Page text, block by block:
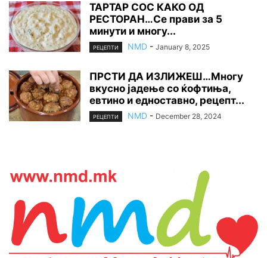
ТАРТАР СОС КАКО ОД
РЕСТОРАН…Се прави за 5
минути и многу...
РЕЦЕПТИ NMD - January 8, 2025
ПРСТИ ДА ИЗЛИЖЕШ…Многу
вкусно јадење со ќофтиња,
евтино и едноставно, рецепт...
РЕЦЕПТИ NMD - December 28, 2024